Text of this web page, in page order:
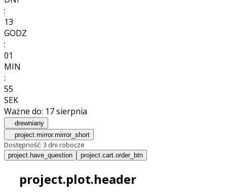
:
13
GODZ
:
01
MIN
:
52
SEK
Ważne do: 17 sierpnia
drewniany
project.mirror.mirror_short
Dostępność: 3 dni robocze
project.have_question project.cart.order_btn
project.plot.header